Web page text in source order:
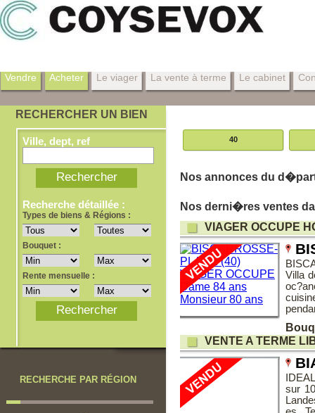
Vendre Acheter Le viager La vente à terme Le cabinet
RECHERCHER UN BIEN
Ville, dept, ref
Recherche détaillée :
Types de biens & Régions :
Bouquet :
Rente mensuelle :
RECHERCHE PAR RÉGION
40
Nos annonces du
Nos derni�res ventes
VIAGER OCCUPE
Villa
VENTE A TERME
sur